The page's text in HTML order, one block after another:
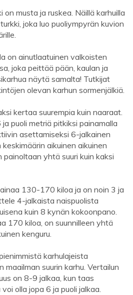
on musta ja ruskea. Näillä karhuilla
joka luo puoliympyrän kuvion
on ainutlaatuinen valkoisten
joka peittää pään, kaulan ja
näytä samalta! Tutkijat
olevan karhun sormenjälkiä.
kertaa suurempia kuin naaraat.
puoli metriä pitkiksi painamalla
asettamiseksi 6-jalkainen
aikuinen aikuinen
painoltaan yhtä suuri kuin kaksi
130-170 kiloa ja on noin 3 ja
4-jalkaista naispuolista
kuin 8 kynän kokoonpano.
170 kiloa, on suunnilleen yhtä
kenguru.
karhulajeista
maailman suurin karhu. Vertailun
on 8-9 jalkaa, kun taas
olla jopa 6 ja puoli jalkaa.